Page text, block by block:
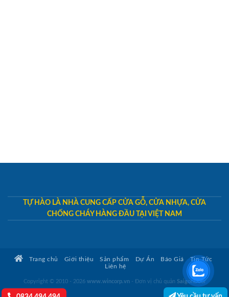
TỰ HÀO LÀ NHÀ CUNG CẤP CỬA GỖ, CỬA NHỰA, CỬA
CHỐNG CHÁY HÀNG ĐẦU TẠI VIỆT NAM
Trang chủ Giới thiệu Sản phẩm Dự Án Báo Giá
Tin Tức
Liên hệ
Copyright © 2010 - 2026 www.wincorp.vn- Đơn vị chủ quản SaigonDoor